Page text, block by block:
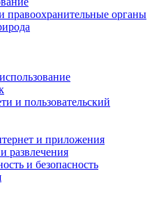
правоохранительные органы
и пользовательский
и приложения
развлечения
и безопасность